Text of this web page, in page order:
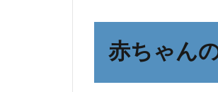
ち
ゃ
ん
赤ちゃん